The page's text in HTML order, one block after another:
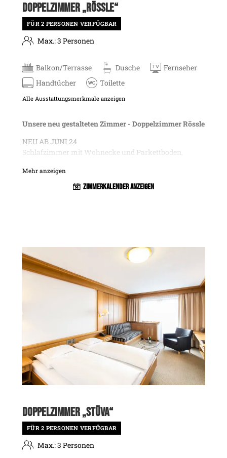
DOPPELZIMMER „RÖSSLE“
FÜR 2 PERSONEN VERFÜGBAR
Max.: 3 Personen
Balkon/Terrasse Dusche
Fernseher
Handtücher
Toilette
Alle Ausstattungsmerkmale anzeigen
Unsere neu gestalteten Zimmer - Doppelzimmer Rössle
NEU AB JUNI 24
Schlafzimmer mit Wohnecke und Parkettboden,
separates WC, Föhn, Badetasche mit Bademantel und
Blick auf die Gaisspitze und den Grieskopf.
Mehr anzeigen
Zimmerkalender anzeigen
DOPPELZIMMER „STÜVA“
FÜR 2 PERSONEN VERFÜGBAR
Max.: 3 Personen